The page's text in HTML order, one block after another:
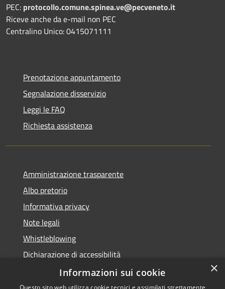
PEC: protocollo.comune.spinea.ve@pecveneto.it
Riceve anche da e-mail non PEC
Centralino Unico: 0415071111
Prenotazione appuntamento
Segnalazione disservizio
Leggi le FAQ
Richiesta assistenza
Amministrazione trasparente
Albo pretorio
Informativa privacy
Note legali
Whistleblowing
Dichiarazione di accessibilità
Obiettivi di accessibilità
×
Informazioni sui cookie
Questo sito web utilizza cookie tecnici e assimilati strettamente